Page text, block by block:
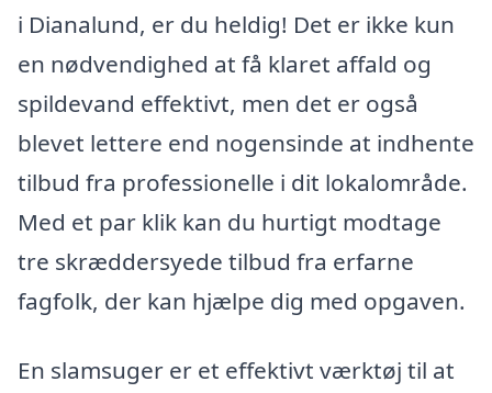
i Dianalund, er du heldig! Det er ikke kun
en nødvendighed at få klaret affald og
spildevand effektivt, men det er også
blevet lettere end nogensinde at indhente
tilbud fra professionelle i dit lokalområde.
Med et par klik kan du hurtigt modtage
tre skræddersyede tilbud fra erfarne
fagfolk, der kan hjælpe dig med opgaven.
En slamsuger er et effektivt værktøj til at